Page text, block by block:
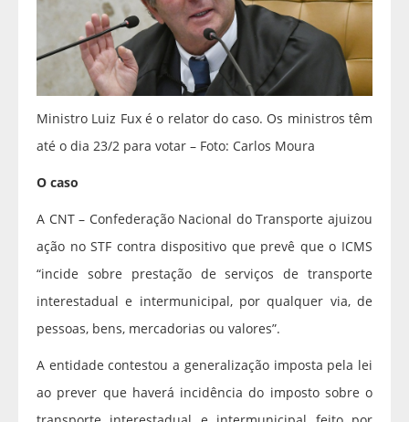
Ministro Luiz Fux é o relator do caso. Os ministros têm
até o dia 23/2 para votar – Foto: Carlos Moura
O caso
A CNT – Confederação Nacional do Transporte ajuizou
ação no STF contra dispositivo que prevê que o ICMS
“incide sobre prestação de serviços de transporte
interestadual e intermunicipal, por qualquer via, de
pessoas, bens, mercadorias ou valores”.
A entidade contestou a generalização imposta pela lei
ao prever que haverá incidência do imposto sobre o